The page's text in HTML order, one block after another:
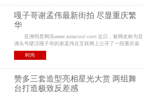
嘎子哥谢孟伟最新街拍 尽显重庆繁
华
亚洲明星网讯www asiacool com 近日，被网友称为亚
洲头号硬汉嘎子哥的谢孟伟在互联网上公开了一组重庆嘉
陵江边的西装写真。 嘎子哥谢孟伟作为中国内地青年
演员，演技是同龄演员中的翘楚，并以健康阳光的
时尚
赞多三套造型亮相星光大赏 两组舞
台打造极致反差感